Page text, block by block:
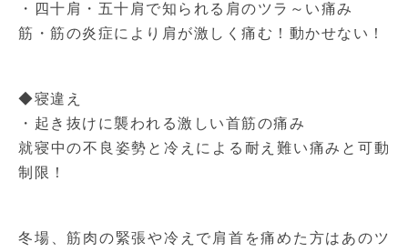
・四十肩・五十肩で知られる肩のツラ～い痛み
筋・筋の炎症により肩が激しく痛む！動かせない！
◆寝違え
・起き抜けに襲われる激しい首筋の痛み
就寝中の不良姿勢と冷えによる耐え難い痛みと可動
制限！
冬場、筋肉の緊張や冷えで肩首を痛めた方はあのツ